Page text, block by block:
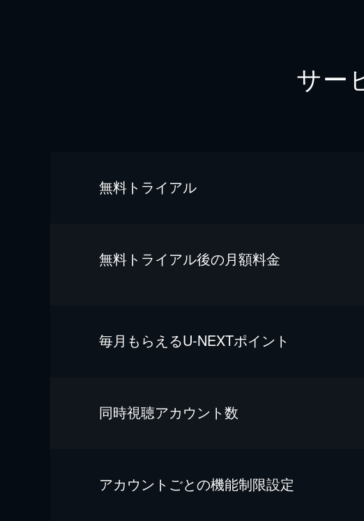
サー
無料トライアル
無料トライアル後の⽉額料金
毎⽉もらえるU-NEXTポイント
同時視聴アカウント数
アカウントごとの機能制限設定